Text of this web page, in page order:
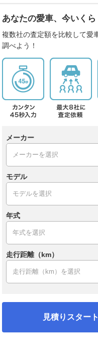
あなたの愛車、今いくら
複数社の査定額を比較して愛
調べよう！
メーカー
モデル
年式
走行距離（km）
見積りスタート